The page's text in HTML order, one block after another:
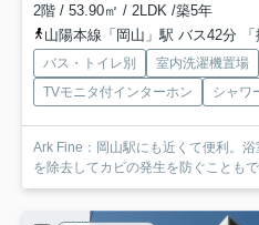
2階 / 53.90㎡ / 2LDK /築5年
山陽本線「岡山」駅 バス42分
バス・トイレ別 室内洗濯機置場
TVモニタ付インターホン
シャワ
Ark Fine：岡山駅にも近くて便利。
を除去してカビの発生を防ぐことも